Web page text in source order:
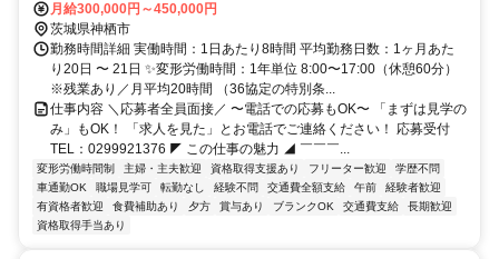
月給300,000円～450,000円
茨城県神栖市
勤務時間詳細 実働時間：1日あたり8時間 平均勤務日数：1ヶ月あた
り20日 〜 21日 ✨変形労働時間：1年単位 8:00〜17:00（休憩60分）
※残業あり／月平均20時間 （36協定の特別条...
仕事内容 ＼応募者全員面接／ 〜電話での応募もOK〜 「まずは見学の
み」もOK！ 「求人を見た」とお電話でご連絡ください！ 応募受付
TEL：0299921376 ◤ この仕事の魅力 ◢ ￣￣￣...
変形労働時間制 主婦・主夫歓迎 資格取得支援あり フリーター歓迎
学歴不問
車通勤OK
職場見学可 転勤なし 経験不問 交通費全額支給 午前
経験者歓迎
有資格者歓迎
食費補助あり 夕方 賞与あり ブランクOK 交通費支給
長期歓迎
資格取得手当あり